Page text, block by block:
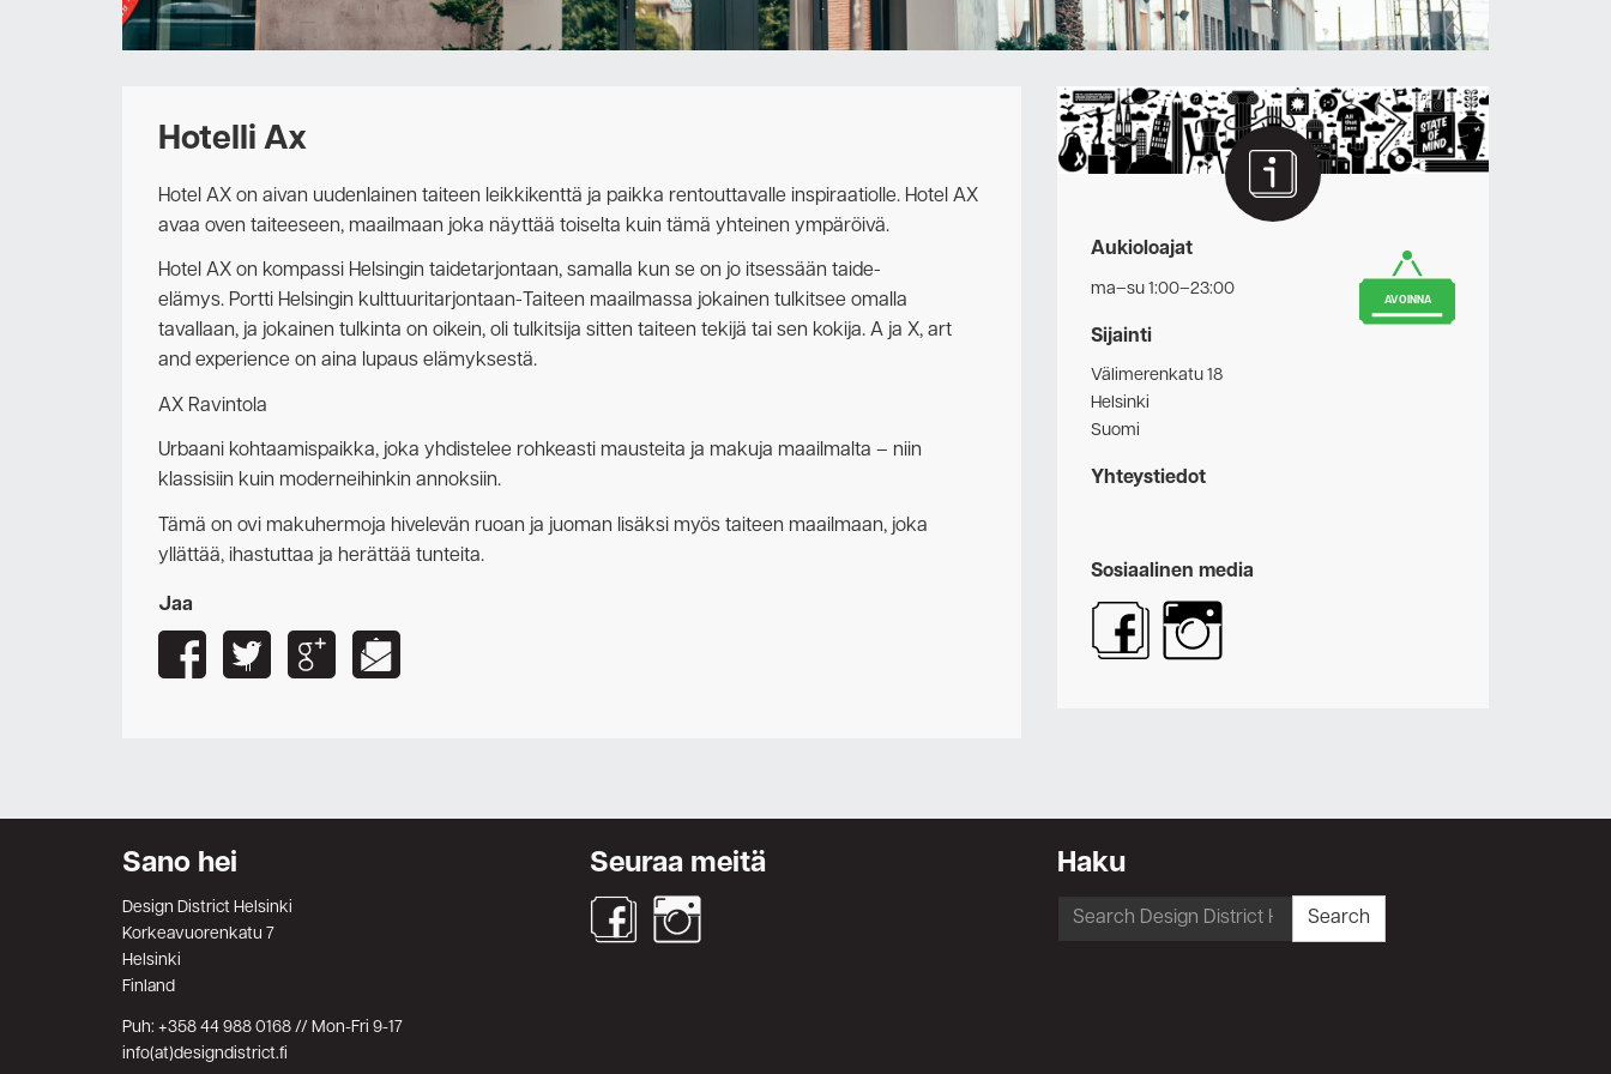
Ota yhteyttä
Hotelli Ax
Hotel AX on aivan uudenlainen taiteen leikkikenttä ja paikka rentouttavalle inspiraatiolle. Hotel AX
avaa oven taiteeseen, maailmaan joka näyttää toiselta kuin tämä yhteinen ympäröivä.
Hotel AX on kompassi Helsingin taidetarjontaan, samalla kun se on jo itsessään taide-
elämys. Portti Helsingin kulttuuri­tarjontaan-Taiteen maailmassa jokainen tulkitsee omalla
tavallaan, ja jokainen tulkinta on oikein, oli tulkitsija sitten taiteen tekijä tai sen kokija. A ja X, art
and experience on aina lupaus elämyksestä.
AX Ravintola
Urbaani kohtaamispaikka, joka yhdistelee rohkeasti mausteita ja makuja maailmalta – niin
klassisiin kuin moderneihinkin annoksiin.
Tämä on ovi makuhermoja hivelevän ruoan ja juoman lisäksi myös taiteen maailmaan, joka
yllättää, ihastuttaa ja herättää tunteita.
Jaa
Aukioloajat
ma–su 1:00–23:00
AVOINNA
Sijainti
Välimerenkatu 18
Helsinki
Suomi
Yhteystiedot
Sosiaalinen media
Sano hei
Design District Helsinki
Korkeavuorenkatu 7
Helsinki
Finland
Puh: +358 44 988 0168 // Mon-Fri 9-17
info(at)designdistrict.fi
Seuraa meitä Haku
Search
Search